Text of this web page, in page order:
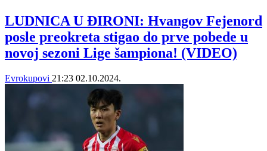
LUDNICA U ĐIRONI: Hvangov Fejenord
posle preokreta stigao do prve pobede u
novoj sezoni Lige šampiona! (VIDEO)
Evrokupovi 21:23 02.10.2024.